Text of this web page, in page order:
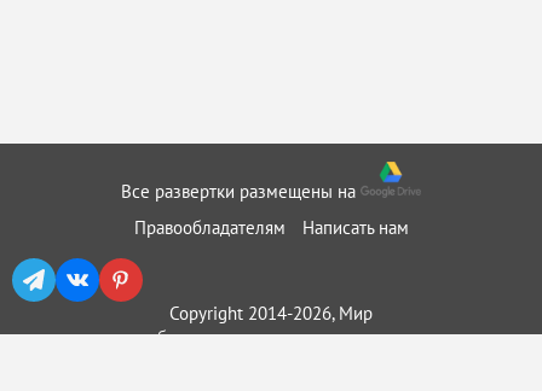
Все развертки размещены на
Правообладателям
Написать нам
Copyright 2014-2026, Мир
бумажного моделирования ::